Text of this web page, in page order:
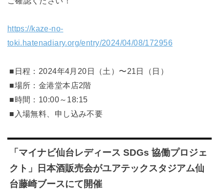
https://kaze-no-
toki.hatenadiary.org/entry/2024/04/08/172956
■日程：2024年4月20日（土）〜21日（日）
■場所：金港堂本店2階
■時間：10:00～18:15
■入場無料、申し込み不要
「マイナビ仙台レディース SDGs 協働プロジェ
クト」日本酒販売会がユアテックスタジアム仙
台藤崎ブースにて開催